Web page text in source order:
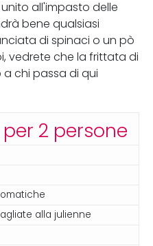
all'impasto delle
bene qualsiasi
di spinaci o un pò
vedrete che la frittata di
a chi passa di qui
2 persone
alla julienne